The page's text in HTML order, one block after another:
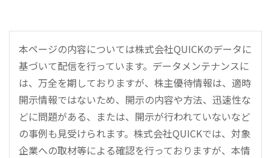
本ページの内容については株式会社QUICKのデータに
基づいて配信を行っています。データメンテナンスに
は、万全を期しておりますが、株主優待情報は、適時
開示情報ではないため、開示の内容や方法、迅速性な
どに問題がある、または、開示が行われていないなど
の事例も見受けられます。株式会社QUICKでは、対象
企業への取材等による確認を行っておりますが、本情